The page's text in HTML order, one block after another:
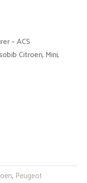
– ACS
Citroen, Mini,
, Peugeot